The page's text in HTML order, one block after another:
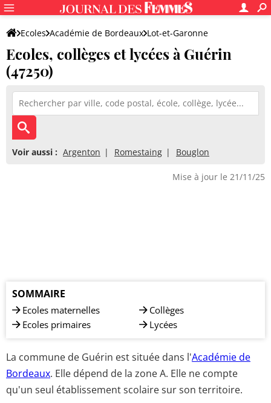
Ecoles Académie de Bordeaux Lot-et-Garonne
Ecoles, collèges et lycées à Guérin
(47250)
Voir aussi : Argenton Romestaing Bouglon
Mise à jour le 21/11/25
SOMMAIRE
Ecoles maternelles
Ecoles primaires
Collèges
Lycées
La commune de Guérin est située dans l'Académie de
Bordeaux. Elle dépend de la zone A. Elle ne compte
qu'un seul établissement scolaire sur son territoire.